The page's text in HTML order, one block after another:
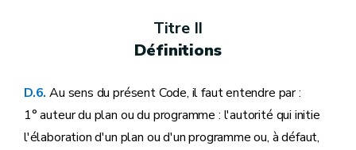
Titre II
Définitions
D.6. Au sens du présent Code, il faut entendre par :
1° auteur du plan ou du programme : l'autorité qui initie
l'élaboration d'un plan ou d'un programme ou, à défaut,